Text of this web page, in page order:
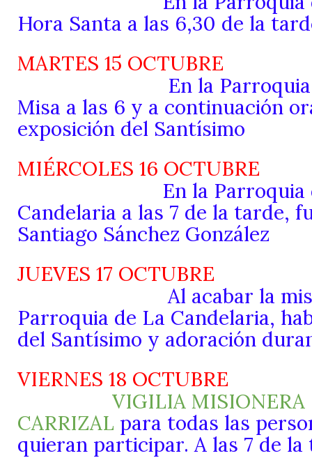
Hora Santa a las 6,30 de la
MARTES 15
En la
Misa a las 6 y a continuación
exposición del Santísimo
MIÉRCOLES 16
En la Parroquia
Candelaria a las 7 de la tarde,
Santiago Sánchez González
JUEVES 17
Al acabar la
Parroquia de La Candelaria,
del Santísimo y adoración
VIERNES 18 OCTUBRE
VIGILIA MISIONERA
CARRIZAL para todas las
quieran participar. A las 7 de la